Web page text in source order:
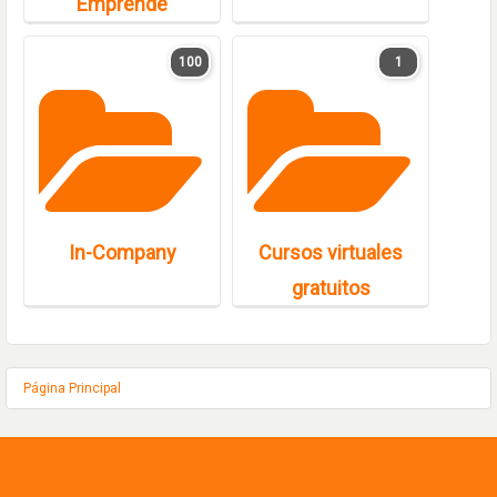
100
In-Company
1
Cursos virtuales
gratuitos
Página Principal